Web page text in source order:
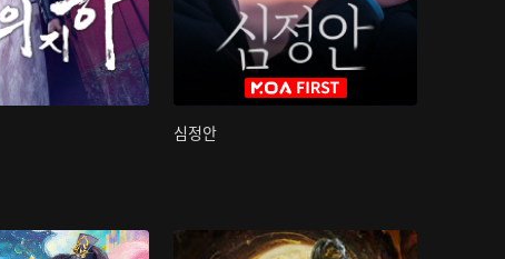
심정안